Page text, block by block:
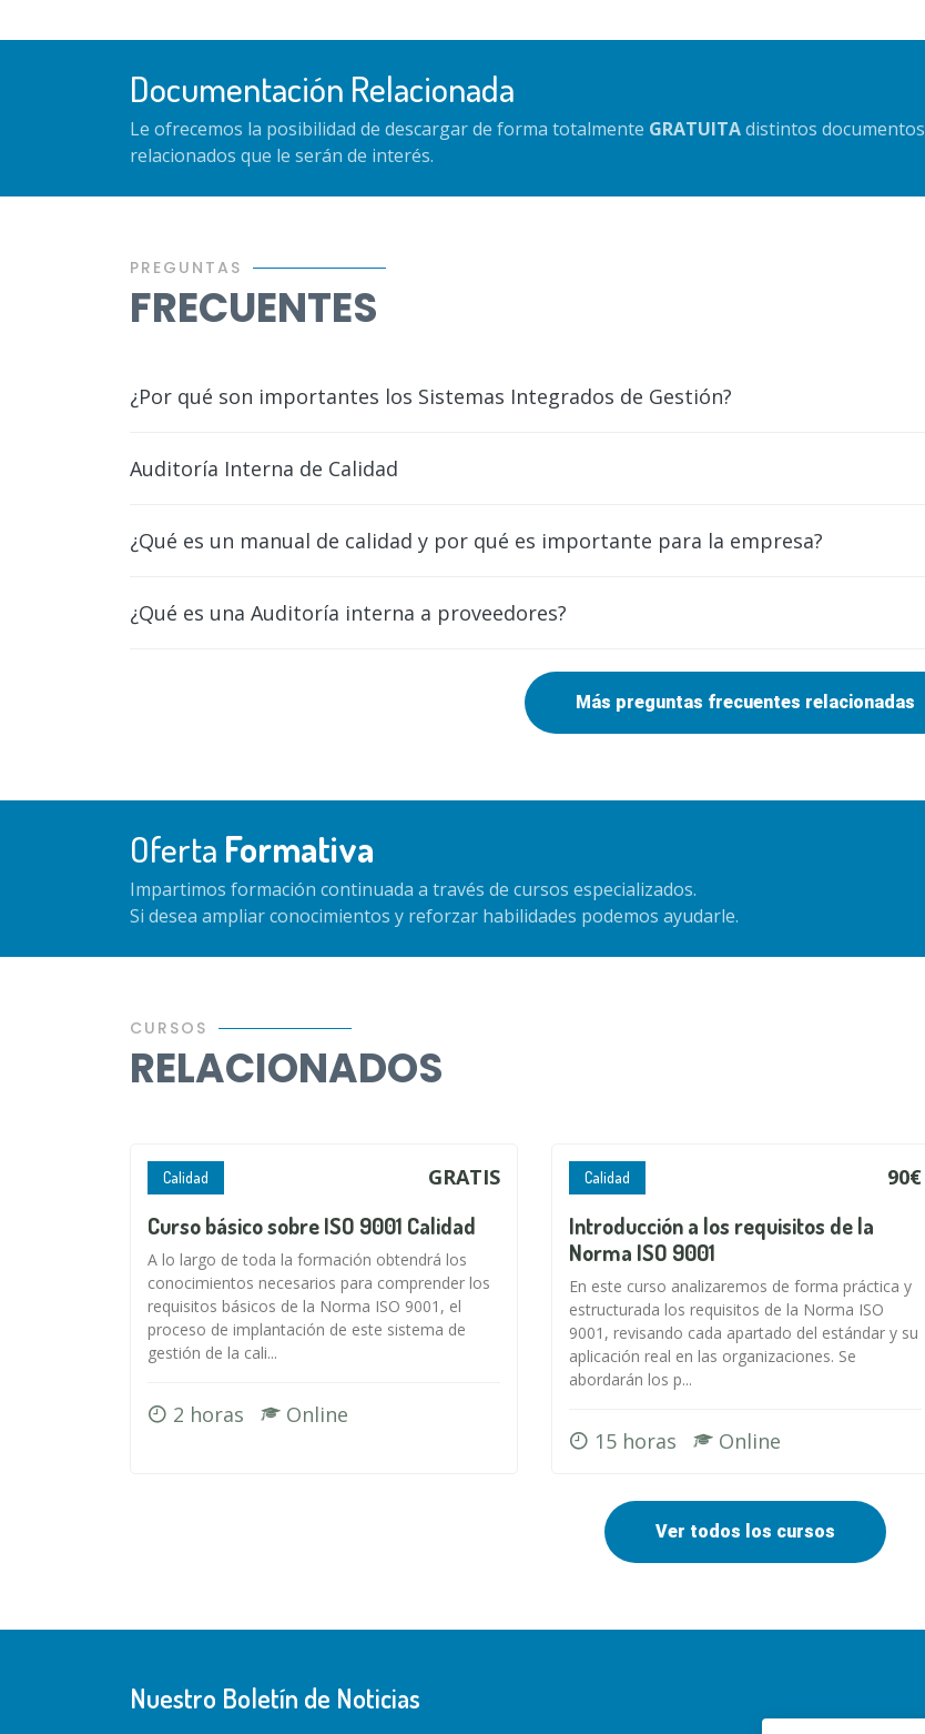
Documentación Relacionada
Le ofrecemos la posibilidad de descargar de forma totalmente GRATUITAdistintos documentos
relacionados que le serán de interés.
PREGUNTAS
FRECUENTES
¿Por qué son importantes los Sistemas Integrados de Gestión?
Auditoría Interna de Calidad
¿Qué es un manual de calidad y por qué es importante para la empresa?
¿Qué es una Auditoría interna a proveedores?
Más preguntas frecuentes relacionadas
Oferta Formativa
Impartimos formación continuada a través de cursos especializados.
Si desea ampliar conocimientos y reforzar habilidades podemos ayudarle.
CURSOS
RELACIONADOS
Calidad GRATIS
Curso básico sobre ISO 9001 Calidad
A lo largo de toda la formación obtendrá los
conocimientos necesarios para comprender los
requisitos básicos de la Norma ISO 9001, el
proceso de implantación de este sistema de
gestión de la cali...
2 horas Online
Calidad 90€
Introducción a los requisitos de la
Norma ISO 9001
En este curso analizaremos de forma práctica y
estructurada los requisitos de la Norma ISO
9001, revisando cada apartado del estándar y su
aplicación real en las organizaciones. Se
abordarán los p...
15 horas Online
Ver todos los cursos
Nuestro Boletín de Noticias